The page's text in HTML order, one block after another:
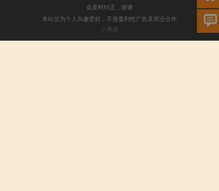
会及时纠正，谢谢
本站仅为个人兴趣爱好，不接盈利性广告及商业合作
小男孩